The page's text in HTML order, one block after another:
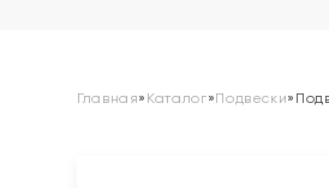
Главная» Каталог»Подвески»